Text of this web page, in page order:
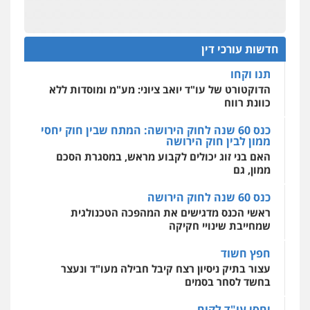
מרכז התחלה חדשה
לעורכי דין
מאיה בלום, עו"ס, טיפול ושיקום
טיפול בהתמכרויות שירותים מקצועיים
לעורכי דין
עו"ד ד"ר אבי שקד
עבירות כלכליות
0544385337
איתי חקירות – שירותים לעורכי דין
חדשות עורכי דין
כוונת רווח
כנס 60 שנה לחוק הירושה: המתח שבין חוק יחסי
ממון לבין חוק הירושה
האם בני זוג יכולים לקבוע מראש, במסגרת הסכם
ממון, גם
כנס 60 שנה לחוק הירושה
ראשי הכנס מדגישים את המהפכה הטכנולגית
שמחייבת שינויי חקיקה
עצור בתיק ניסיון רצח קיבל חבילה מעו"ד ונעצר
בחשד לסחר בסמים
עורך דין מהצפון נעצר בחשד להברחת חשיש לעצור
בקישון